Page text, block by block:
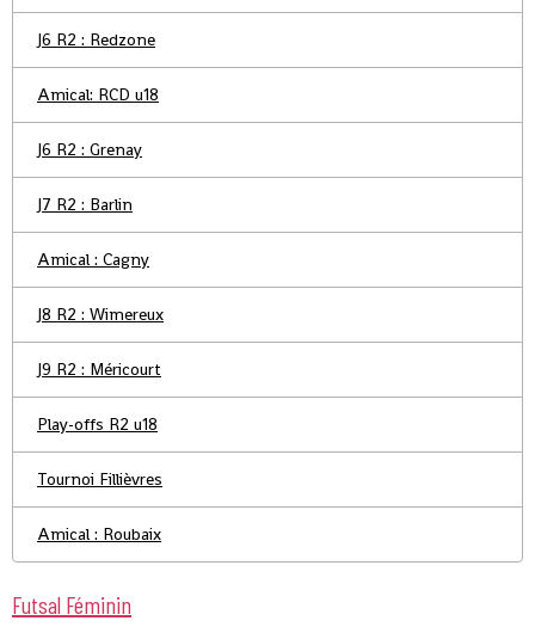
J6 R2 : Redzone
Amical: RCD u18
J6 R2 : Grenay
J7 R2 : Barlin
Amical : Cagny
J8 R2 : Wimereux
J9 R2 : Méricourt
Play-offs R2 u18
Tournoi Fillièvres
Amical : Roubaix
Futsal Féminin